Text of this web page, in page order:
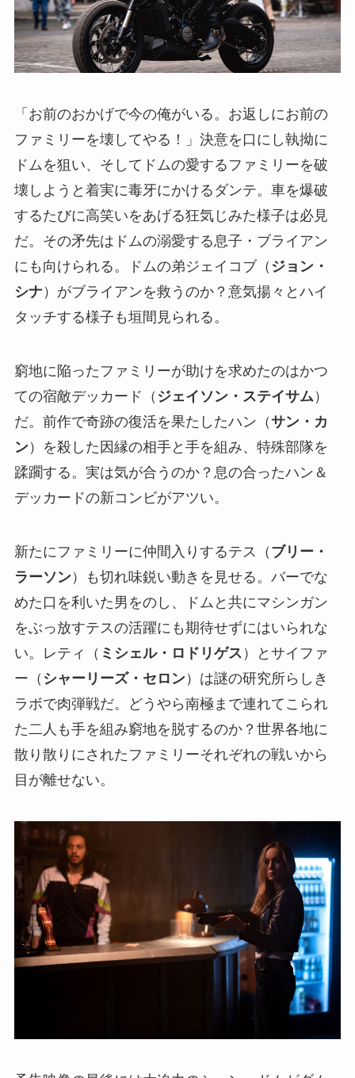
「お前のおかげで今の俺がいる。お返しにお前の
ファミリーを壊してやる！」決意を口にし執拗に
ドムを狙い、そしてドムの愛するファミリーを破
壊しようと着実に毒牙にかけるダンテ。車を爆破
するたびに高笑いをあげる狂気じみた様子は必見
だ。その矛先はドムの溺愛する息子・ブライアン
にも向けられる。ドムの弟ジェイコブ（ ジョン・
シナ）がブライアンを救うのか？意気揚々とハイ
タッチする様子も垣間見られる。
窮地に陥ったファミリーが助けを求めたのはかつ
ての宿敵デッカード（ ジェイソン・ステイサム）
だ。前作で奇跡の復活を果たしたハン（サン・カ
ン）を殺した因縁の相手と手を組み、特殊部隊を
蹂躙する。実は気が合うのか？息の合ったハン＆
デッカードの新コンビがアツい。
新たにファミリーに仲間入りするテス（ ブリー・
ラーソン）も切れ味鋭い動きを見せる。バーでな
めた口を利いた男をのし、ドムと共にマシンガン
をぶっ放すテスの活躍にも期待せずにはいられな
い。レティ（ ミシェル・ロドリゲス ）とサイファ
ー（ シャーリーズ・セロン）は謎の研究所らしき
ラボで肉弾戦だ。どうやら南極まで連れてこられ
た二人も手を組み窮地を脱するのか？世界各地に
散り散りにされたファミリーそれぞれの戦いから
目が離せない。